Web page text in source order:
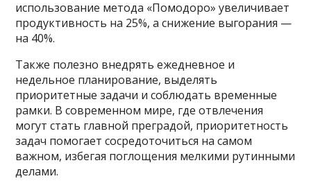
использование метода «Помодоро» увеличивает
продуктивность на 25%, а снижение выгорания —
на 40%.
Также полезно внедрять ежедневное и
недельное планирование, выделять
приоритетные задачи и соблюдать временные
рамки. В современном мире, где отвлечения
могут стать главной преградой, приоритетность
задач помогает сосредоточиться на самом
важном, избегая поглощения мелкими рутинными
делами.